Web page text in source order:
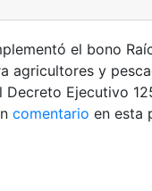
el bono
agricultores y
Decreto Ejecutivo
comentario en esta